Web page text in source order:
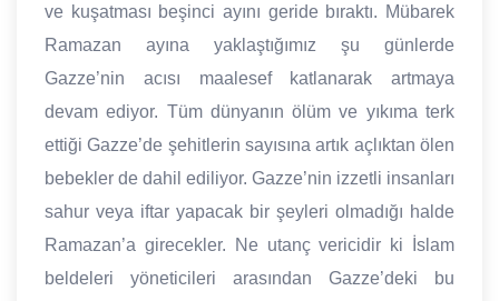
ve kuşatması beşinci ayını geride bıraktı. Mübarek
Ramazan ayına yaklaştığımız şu günlerde
Gazze’nin acısı maalesef katlanarak artmaya
devam ediyor. Tüm dünyanın ölüm ve yıkıma terk
ettiği Gazze’de şehitlerin sayısına artık açlıktan ölen
bebekler de dahil ediliyor. Gazze’nin izzetli insanları
sahur veya iftar yapacak bir şeyleri olmadığı halde
Ramazan’a girecekler. Ne utanç vericidir ki İslam
beldeleri yöneticileri arasından Gazze’deki bu